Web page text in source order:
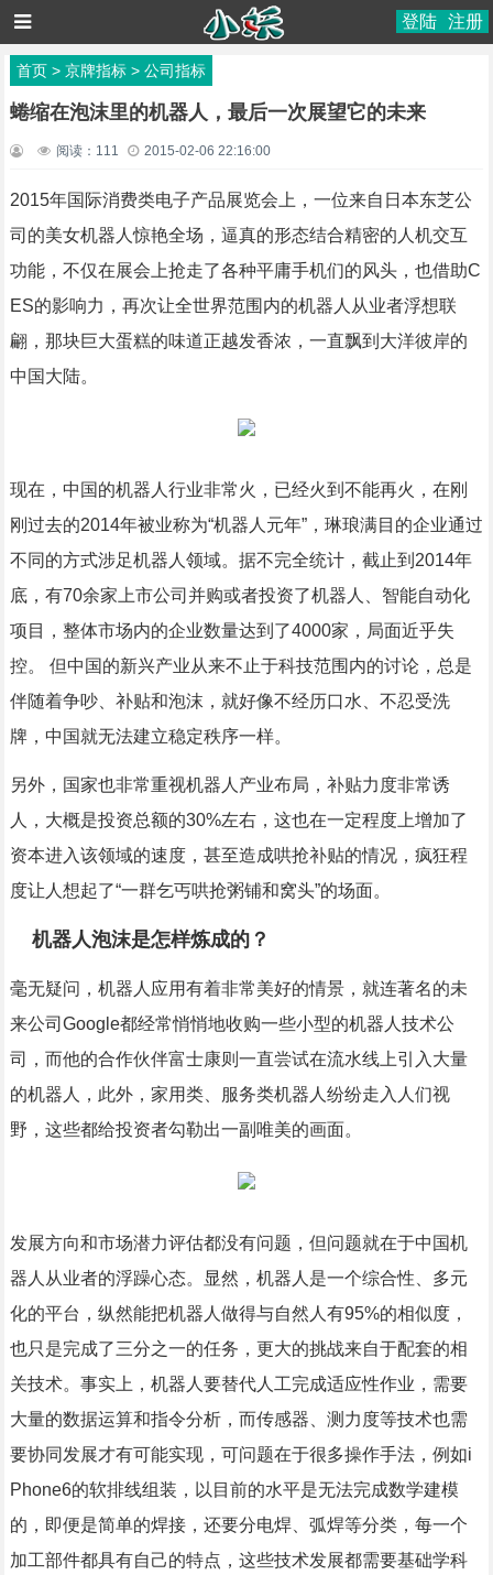
登陆 注册
首页> 京牌指标> 公司指标
蜷缩在泡沫里的机器人，最后一次展望它的未来
阅读： 111 2015-02-06 22:16:00
2015年国际消费类电子产品展览会上，一位来自日本东芝公
司的美女机器人惊艳全场，逼真的形态结合精密的人机交互
功能，不仅在展会上抢走了各种平庸手机们的风头，也借助C
ES的影响力，再次让全世界范围内的机器人从业者浮想联
翩，那块巨大蛋糕的味道正越发香浓，一直飘到大洋彼岸的
中国大陆。
现在，中国的机器人行业非常火，已经火到不能再火，在刚
刚过去的2014年被业称为“机器人元年”，琳琅满目的企业通过
不同的方式涉足机器人领域。据不完全统计，截止到2014年
底，有70余家上市公司并购或者投资了机器人、智能自动化
项目，整体市场内的企业数量达到了4000家，局面近乎失
控。 但中国的新兴产业从来不止于科技范围内的讨论，总是
伴随着争吵、补贴和泡沫，就好像不经历口水、不忍受洗
牌，中国就无法建立稳定秩序一样。
另外，国家也非常重视机器人产业布局，补贴力度非常诱
人，大概是投资总额的30%左右，这也在一定程度上增加了
资本进入该领域的速度，甚至造成哄抢补贴的情况，疯狂程
度让人想起了“一群乞丐哄抢粥铺和窝头”的场面。
机器人泡沫是怎样炼成的？
毫无疑问，机器人应用有着非常美好的情景，就连著名的未
来公司Google都经常悄悄地收购一些小型的机器人技术公
司，而他的合作伙伴富士康则一直尝试在流水线上引入大量
的机器人，此外，家用类、服务类机器人纷纷走入人们视
野，这些都给投资者勾勒出一副唯美的画面。
发展方向和市场潜力评估都没有问题，但问题就在于中国机
器人从业者的浮躁心态。显然，机器人是一个综合性、多元
化的平台，纵然能把机器人做得与自然人有95%的相似度，
也只是完成了三分之一的任务，更大的挑战来自于配套的相
关技术。事实上，机器人要替代人工完成适应性作业，需要
大量的数据运算和指令分析，而传感器、测力度等技术也需
要协同发展才有可能实现，可问题在于很多操作手法，例如i
Phone6的软排线组装，以目前的水平是无法完成数学建模
的，即便是简单的焊接，还要分电焊、弧焊等分类，每一个
加工部件都具有自己的特点，这些技术发展都需要基础学科